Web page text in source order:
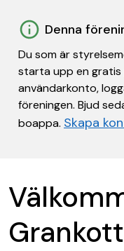
Denna
Du som är
starta upp en
användarkonto,
föreningen. Bjud
boappa. Skapa